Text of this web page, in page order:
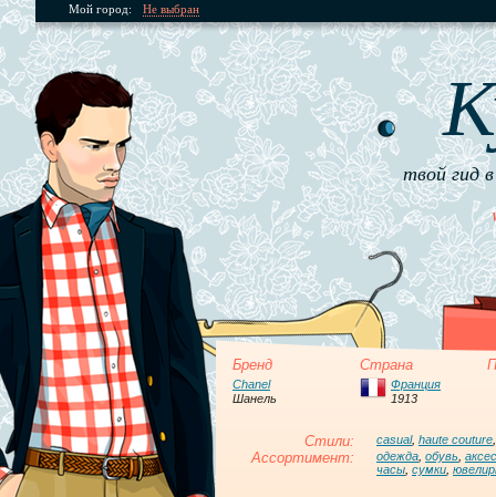
Мой город: Не выбран
твой гид
Бренд Страна
Chanel
Шанель
Франция
1913
Стили: casual, haute couture
Ассортимент: одежда обувь
часы сумки